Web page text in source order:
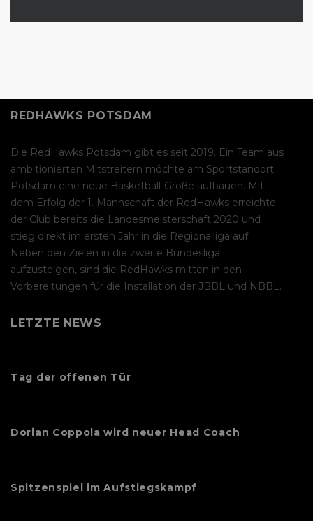
REDHAWKS POTSDAM
Die RedHawks Potsdam gibt es seit 2019. Ein Team aus
ambitionierten Mitstreitern möchte am Sportstandort
Potsdam eine neue Basketball-Größe aufbauen. Mit
dem Erfolg der 1. Mannschaft der RedHawks erreichte
der Club bereits die Landesmeisterschaft 2020 und
stieg direkt im ersten Jahr in die Regionalliga auf.
Neben den Zielen in die zweite Bundesliga
aufzusteigen, sind die RedHawks mitten in den
Vorbereitungen für die Installation der JBBL und NBBL.
LETZTE NEWS
Tag der offenen Tür
Dorian Coppola wird neuer Head Coach
Spitzenspiel im Aufstiegskampf